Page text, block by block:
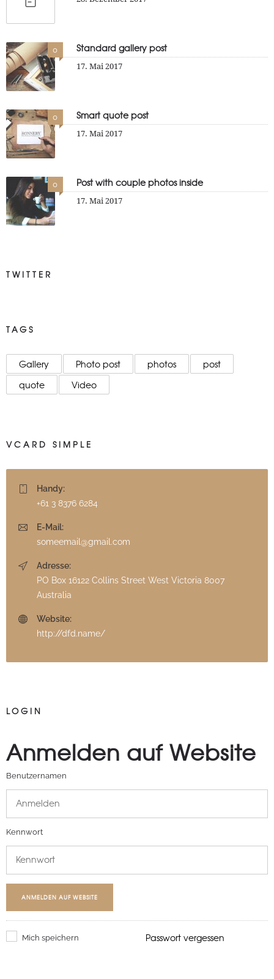
0 Standard gallery post
17. Mai 2017
0 Smart quote post
17. Mai 2017
0 Post with couple photos inside
17. Mai 2017
TWITTER
TAGS
Gallery Photo post photos
post
quote
Video
VCARD SIMPLE
Handy:
+61 3 8376 6284
E-Mail:
someemail@gmail.com
Adresse:
PO Box 16122 Collins Street West Victoria 8007
Australia
Website:
http://dfd.name/
LOGIN
Anmelden auf Website
Benutzernamen
Kennwort
ANMELDEN AUF WEBSITE
Mich speichern Passwort vergessen